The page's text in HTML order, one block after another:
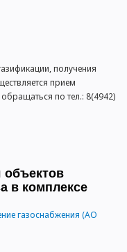
получения
прием
по тел.: 8(4942)
объектов
в комплексе
газоснабжения (АО